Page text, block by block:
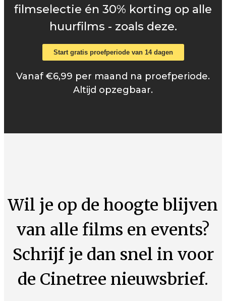
filmselectie én 30% korting op alle
huurfilms - zoals deze.
Start gratis proefperiode van 14 dagen
Vanaf €6,99 per maand na proefperiode.
Altijd opzegbaar.
Wil je op de hoogte blijven
van alle films en events?
Schrijf je dan snel in voor
de Cinetree nieuwsbrief.